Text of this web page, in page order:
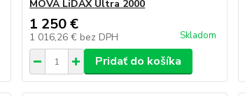
MOVA LiDAX Ultra 2000
1 250 €
1 016,26 € bez DPH Skladom
Pridať do košíka